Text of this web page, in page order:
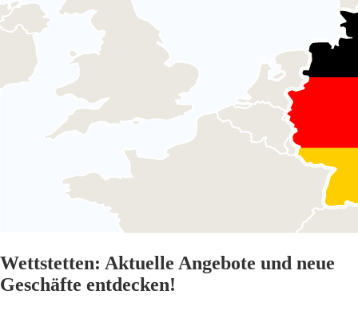
Wettstetten: Aktuelle Angebote und neue
Geschäfte entdecken!